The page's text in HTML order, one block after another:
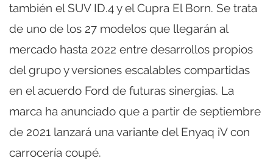
también el SUV ID.4 y el Cupra El Born. Se trata
de uno de los 27 modelos que llegarán al
mercado hasta 2022 entre desarrollos propios
del grupo y versiones escalables compartidas
en el acuerdo Ford de futuras sinergias. La
marca ha anunciado que a partir de septiembre
de 2021 lanzará una variante del Enyaq iV con
carrocería coupé.